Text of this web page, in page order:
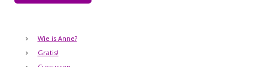
Wie is Anne?
Gratis!